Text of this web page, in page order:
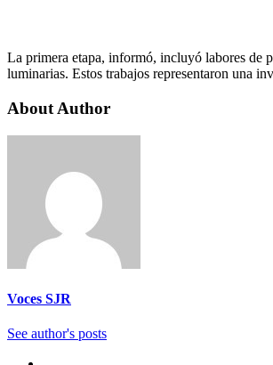
La primera etapa, informó, incluyó labores de
luminarias. Estos trabajos representaron una
About Author
Voces SJR
See author's posts